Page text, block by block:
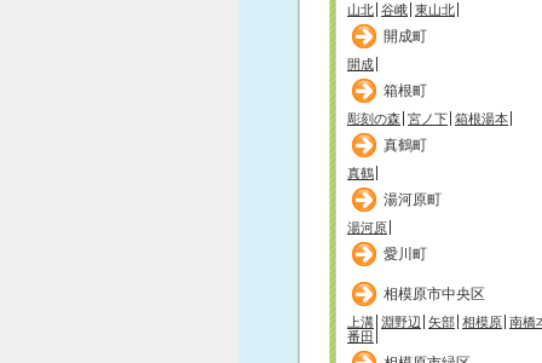
山北 谷峨 東山北
開成町
開成
箱根町
彫刻の森 宮ノ下 箱根湯本
真鶴町
真鶴
湯河原町
湯河原
愛川町
相模原市中央区
上溝 淵野辺 矢部 相模原 南橋
番田